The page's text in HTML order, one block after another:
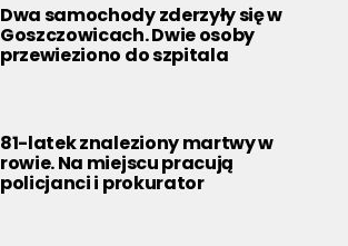
Dwa samochody zderzyły się w
Goszczowicach. Dwie osoby
przewieziono do szpitala
81-latek znaleziony martwy w
rowie. Na miejscu pracują
policjanci i prokurator